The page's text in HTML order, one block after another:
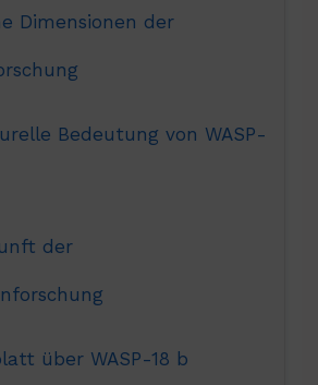
Dimensionen der
Bedeutung von WASP-
der
über WASP-18 b